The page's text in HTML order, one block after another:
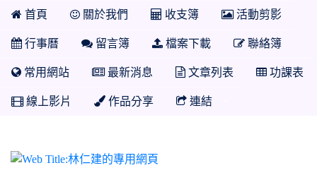
首頁 關於我們 收支簿 活動剪影
行事曆 留言簿 檔案下載 聯絡簿
常用網站 最新消息 文章列表 功課表
線上影片 作品分享 連結